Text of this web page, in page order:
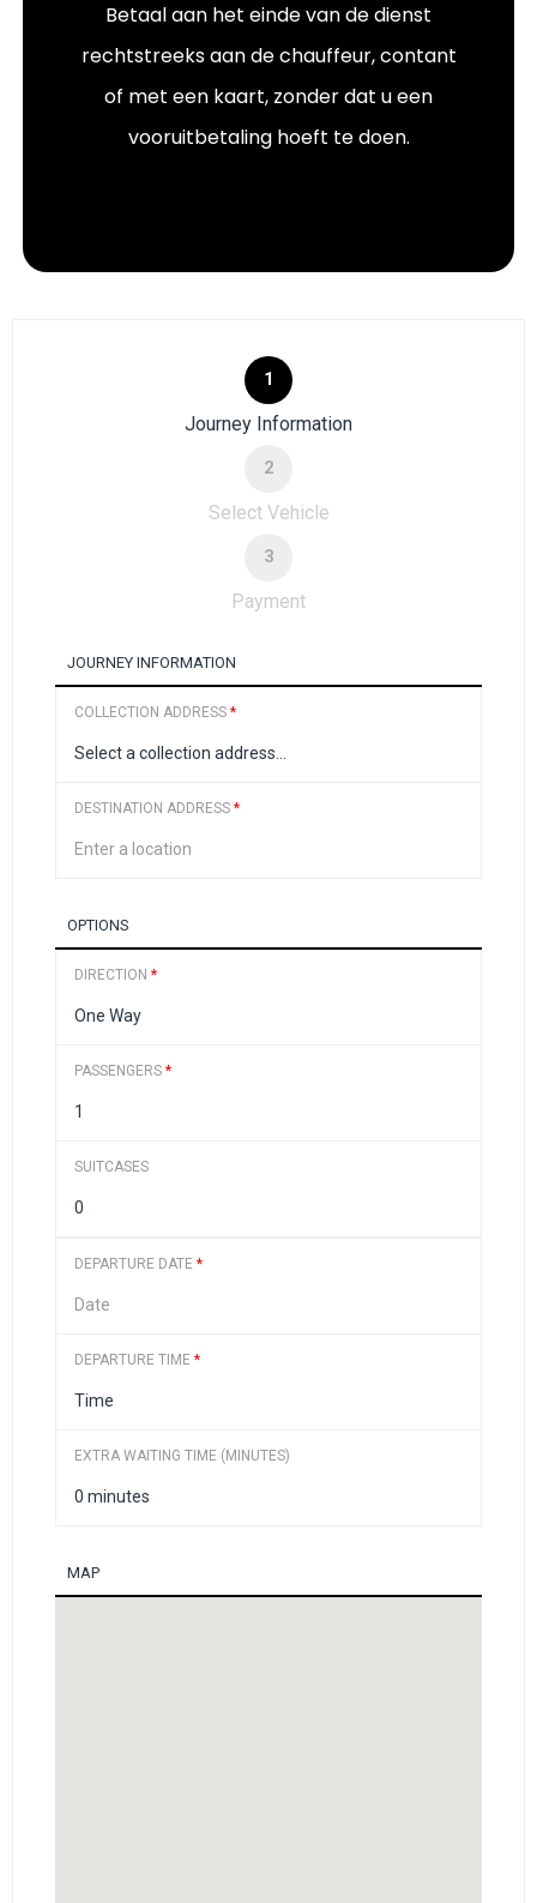
Betaal aan het einde van de dienst
rechtstreeks aan de chauffeur, contant
of met een kaart, zonder dat u een
vooruitbetaling hoeft te doen.
1
Journey Information
2
Select Vehicle
3
Payment
JOURNEY INFORMATION
COLLECTION ADDRESS *
DESTINATION ADDRESS *
OPTIONS
DIRECTION *
PASSENGERS *
SUITCASES
DEPARTURE DATE *
DEPARTURE TIME *
EXTRA WAITING TIME (MINUTES)
MAP